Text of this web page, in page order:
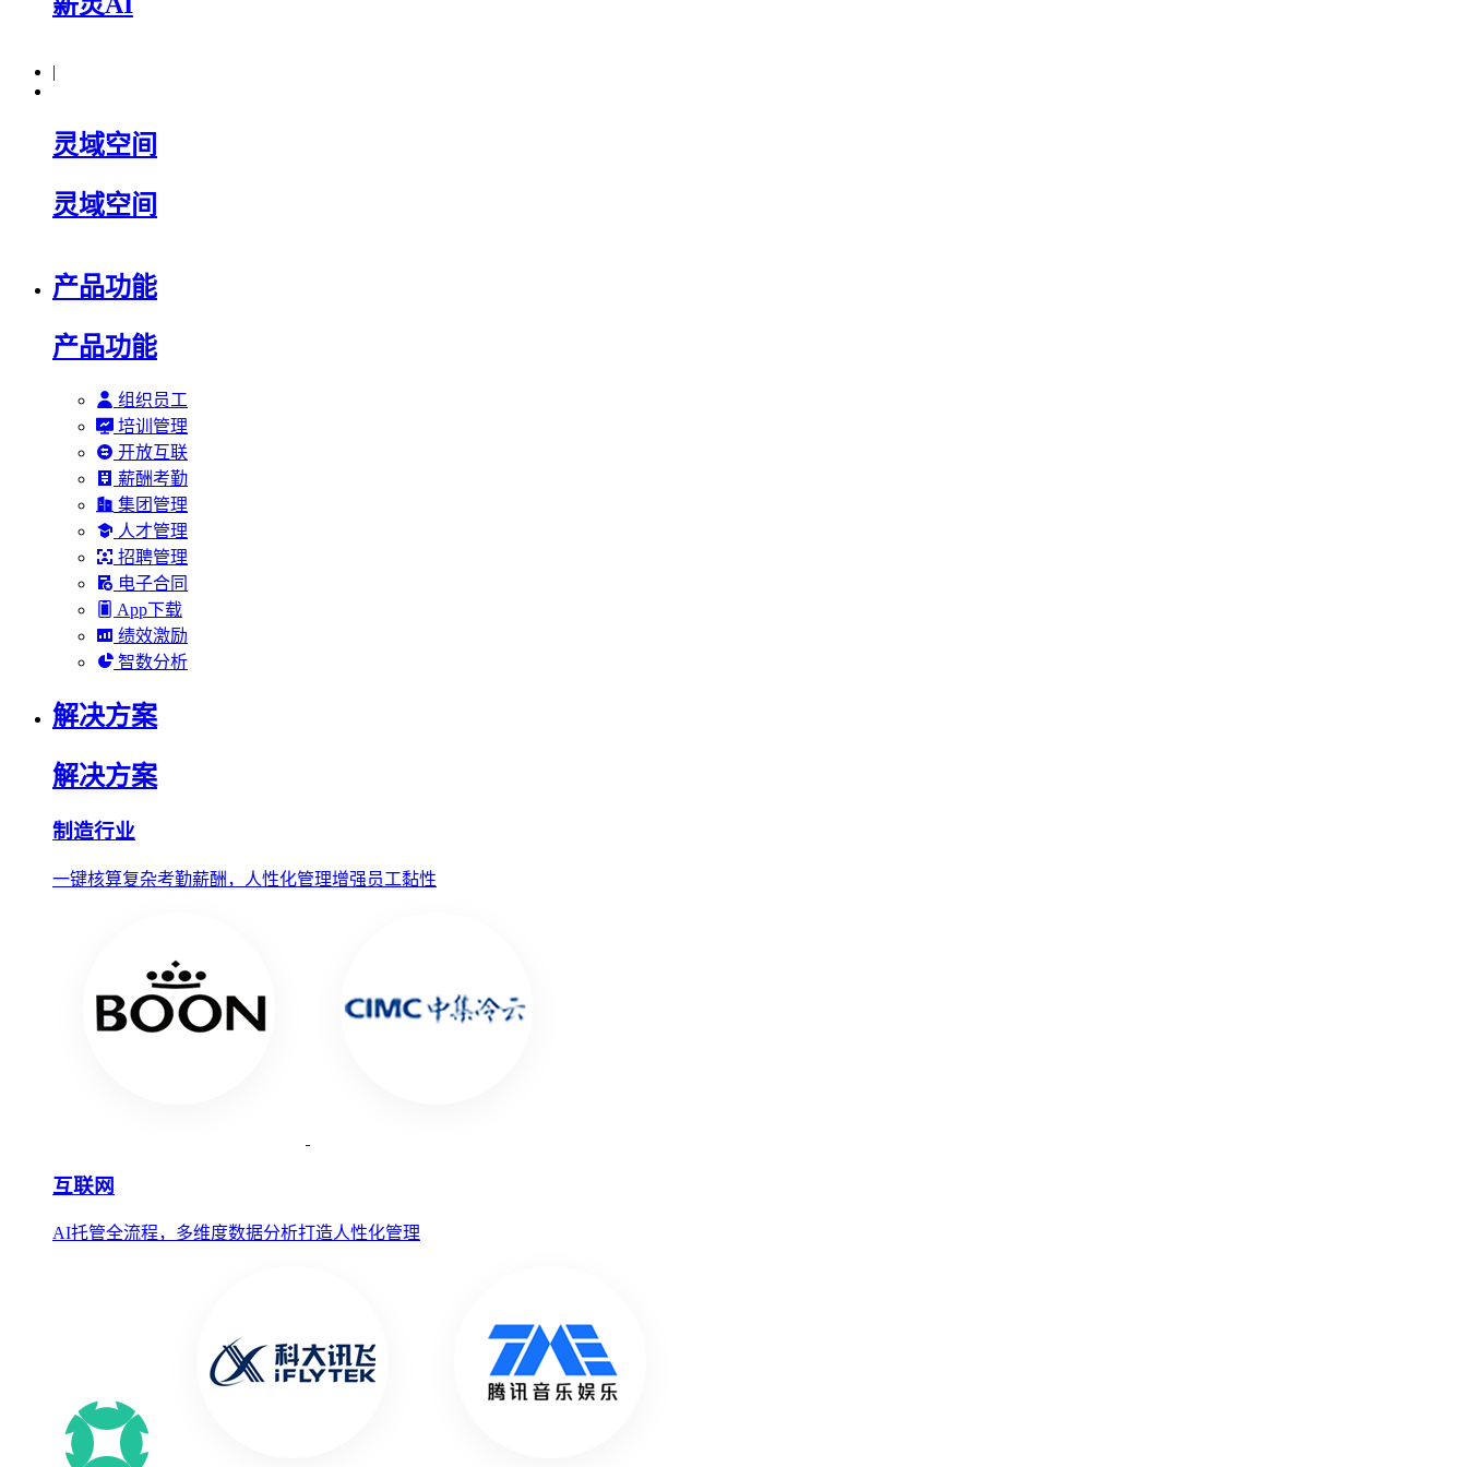
|
灵域空间
灵域空间
产品功能
产品功能
组织员工
培训管理
开放互联
薪酬考勤
集团管理
人才管理
招聘管理
电子合同
App下载
绩效激励
智数分析
解决方案
解决方案
制造行业
一键核算复杂考勤薪酬，人性化管理增强员工黏性
互联网
AI托管全流程，多维度数据分析打造人性化管理